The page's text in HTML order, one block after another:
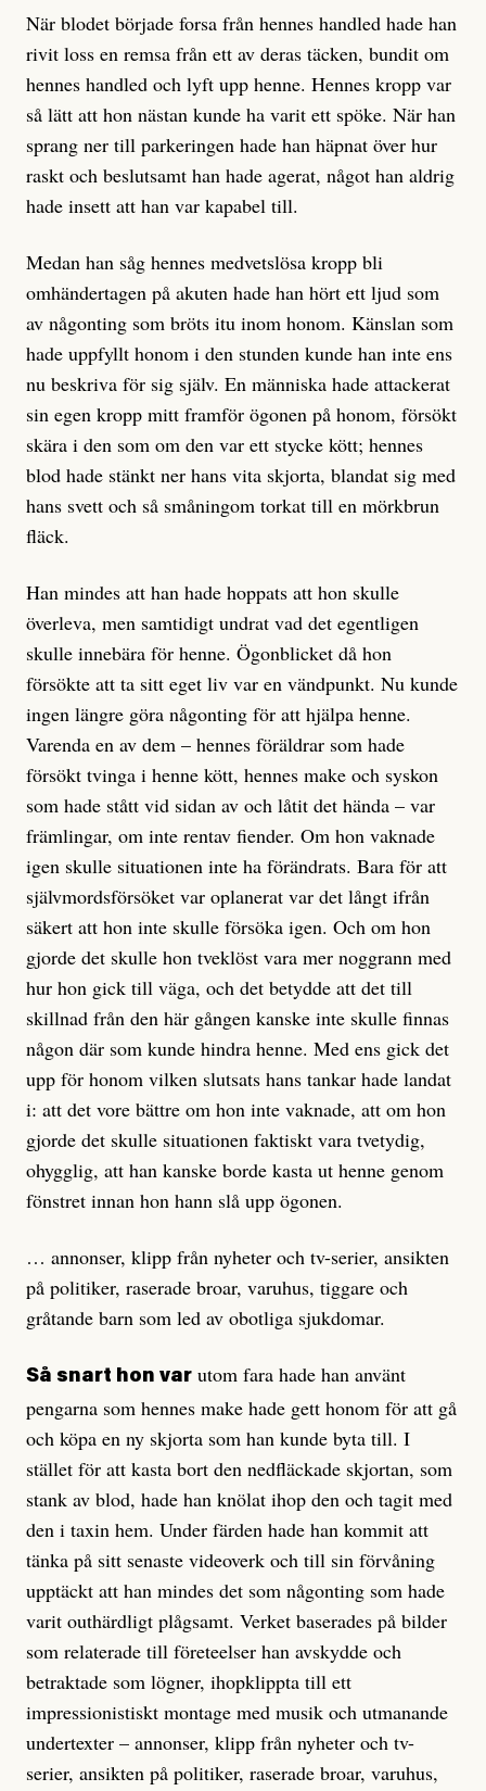
När blodet började forsa från hennes handled hade han
rivit loss en remsa från ett av deras täcken, bundit om
hennes handled och lyft upp henne. Hennes kropp var
så lätt att hon nästan kunde ha varit ett spöke. När han
sprang ner till parkeringen hade han häpnat över hur
raskt och beslutsamt han hade agerat, något han aldrig
hade insett att han var kapabel till.
Medan han såg hennes medvetslösa kropp bli
omhändertagen på akuten hade han hört ett ljud som
av någonting som bröts itu inom honom. Känslan som
hade uppfyllt honom i den stunden kunde han inte ens
nu beskriva för sig själv. En människa hade attackerat
sin egen kropp mitt framför ögonen på honom, försökt
skära i den som om den var ett stycke kött; hennes
blod hade stänkt ner hans vita skjorta, blandat sig med
hans svett och så småningom torkat till en mörkbrun
fläck.
Han mindes att han hade hoppats att hon skulle
överleva, men samtidigt undrat vad det egentligen
skulle innebära för henne. Ögonblicket då hon
försökte att ta sitt eget liv var en vändpunkt. Nu kunde
ingen längre göra någonting för att hjälpa henne.
Varenda en av dem – hennes föräldrar som hade
försökt tvinga i henne kött, hennes make och syskon
som hade stått vid sidan av och låtit det hända – var
främlingar, om inte rentav fiender. Om hon vaknade
igen skulle situationen inte ha förändrats. Bara för att
självmordsförsöket var oplanerat var det långt ifrån
säkert att hon inte skulle försöka igen. Och om hon
gjorde det skulle hon tveklöst vara mer noggrann med
hur hon gick till väga, och det betydde att det till
skillnad från den här gången kanske inte skulle finnas
någon där som kunde hindra henne. Med ens gick det
upp för honom vilken slutsats hans tankar hade landat
i: att det vore bättre om hon inte vaknade, att om hon
gjorde det skulle situationen faktiskt vara tvetydig,
ohygglig, att han kanske borde kasta ut henne genom
fönstret innan hon hann slå upp ögonen.
… annonser, klipp från nyheter och tv-serier, ansikten
på politiker, raserade broar, varuhus, tiggare och
gråtande barn som led av obotliga sjukdomar.
Så snart hon var utom fara hade han använt
pengarna som hennes make hade gett honom för att gå
och köpa en ny skjorta som han kunde byta till. I
stället för att kasta bort den nedfläckade skjortan, som
stank av blod, hade han knölat ihop den och tagit med
den i taxin hem. Under färden hade han kommit att
tänka på sitt senaste videoverk och till sin förvåning
upptäckt att han mindes det som någonting som hade
varit outhärdligt plågsamt. Verket baserades på bilder
som relaterade till företeelser han avskydde och
betraktade som lögner, ihopklippta till ett
impressionistiskt montage med musik och utmanande
undertexter – annonser, klipp från nyheter och tv-
serier, ansikten på politiker, raserade broar, varuhus,